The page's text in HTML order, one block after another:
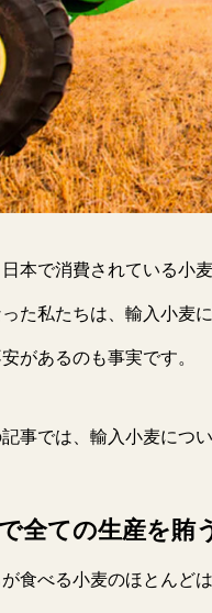
本で消費されている小
った私たちは、輸入小麦
があるのも事実です。
事では、輸入小麦につ
全ての生産を賄
食べる小麦のほとんど